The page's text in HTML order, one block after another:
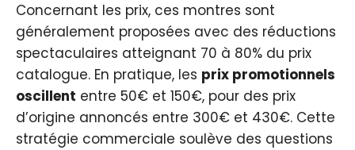
Concernant les prix, ces montres sont
généralement proposées avec des réductions
spectaculaires atteignant 70 à 80% du prix
catalogue. En pratique, les prix promotionnels
oscillent entre 50€ et 150€, pour des prix
d’origine annoncés entre 300€ et 430€. Cette
stratégie commerciale soulève des questions